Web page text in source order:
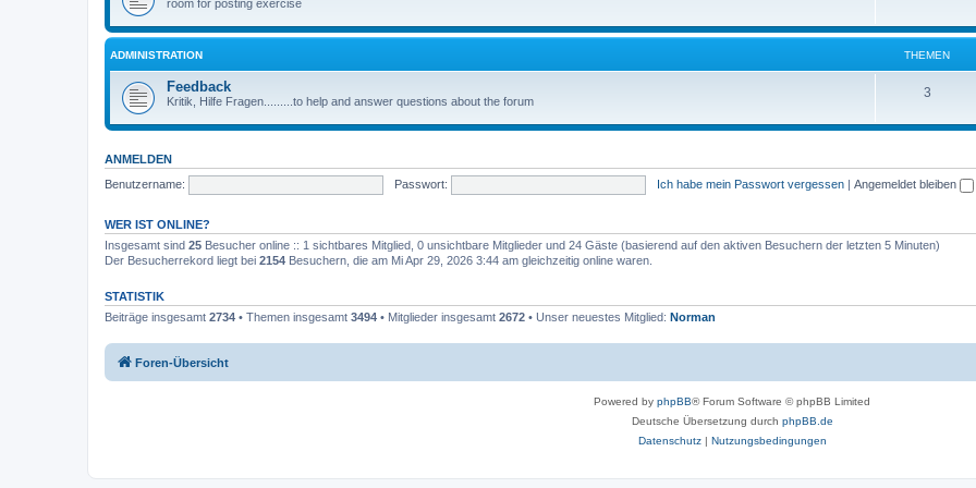
room for posting exercise
ADMINISTRATION THEMEN
Feedback
Kritik, Hilfe Fragen.........to help and answer questions about the forum
3
ANMELDEN
Benutzername:
Passwort: Ich habe mein Passwort vergessen | Angemeldet bleiben
WER IST ONLINE?
Insgesamt sind 25 Besucher online :: 1 sichtbares Mitglied, 0 unsichtbare Mitglieder und 24 Gäste (basierend auf den aktiven Besuchern der letzten 5 Minuten)
Der Besucherrekord liegt bei 2154 Besuchern, die am Mi Apr 29, 2026 3:44 am gleichzeitig online waren.
STATISTIK
Beiträge insgesamt 2734 • Themen insgesamt 3494 • Mitglieder insgesamt 2672 • Unser neuestes Mitglied: Norman
Foren-Übersicht
Powered by phpBB® Forum Software © phpBB Limited
Deutsche Übersetzung durch phpBB.de
Datenschutz| Nutzungsbedingungen